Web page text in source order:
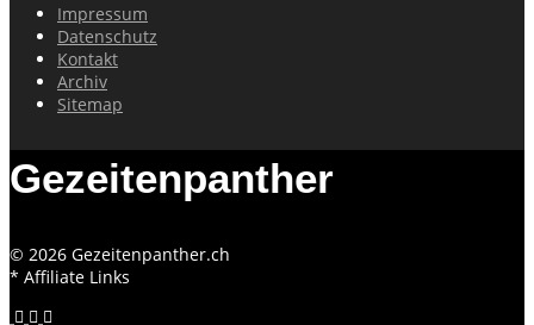
Impressum
Datenschutz
Kontakt
Archiv
Sitemap
Gezeitenpanther
© 2026 Gezeitenpanther.ch
* Affiliate Links